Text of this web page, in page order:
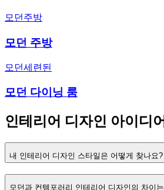
모던 주방
모던 주방
모던세련된
모던 다이닝 룸
인테리어 디자인 아이디
내 인테리어 디자인 스타일은 어떻게 찾나요?
모던과 컨템포러리 인테리어 디자인의 차이